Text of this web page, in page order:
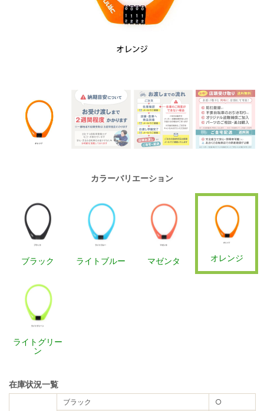
カラーバリエーション
ブラック ライトブルー マゼンタ オレンジ
ライトグリー
ン
在庫状況一覧
ブラック
○